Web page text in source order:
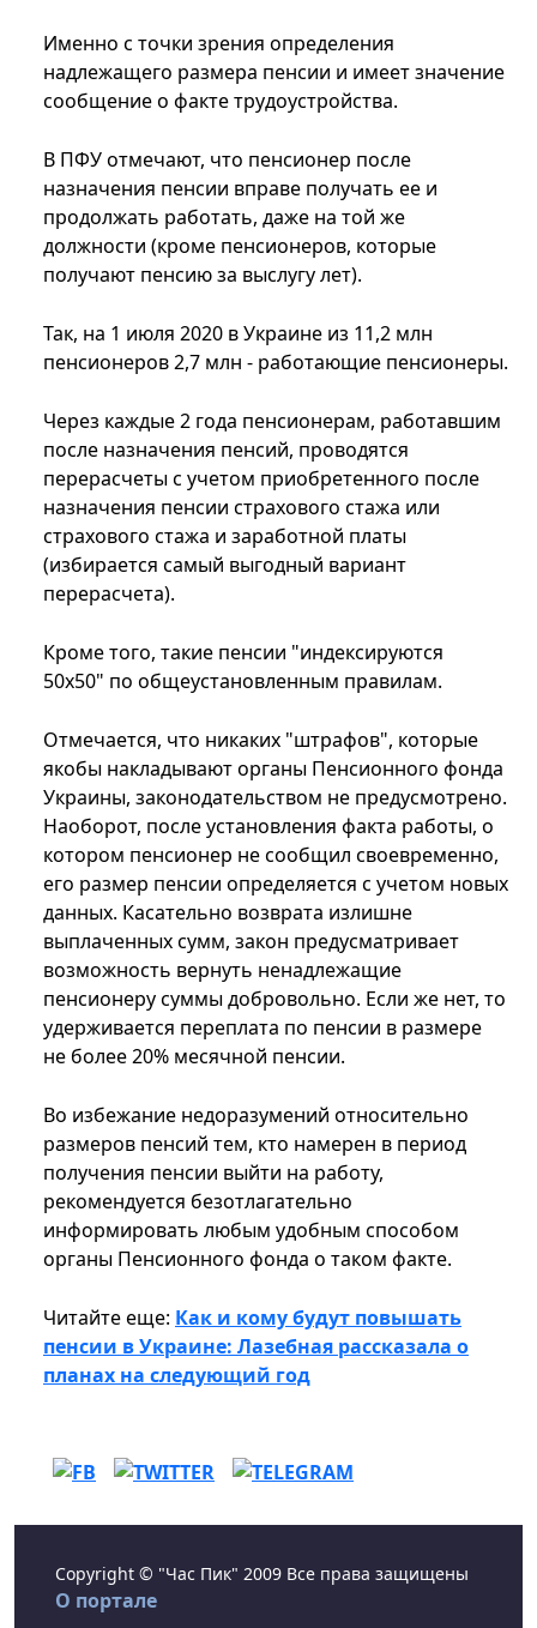
Именно с точки зрения определения
надлежащего размера пенсии и имеет значение
сообщение о факте трудоустройства.
В ПФУ отмечают, что пенсионер после
назначения пенсии вправе получать ее и
продолжать работать, даже на той же
должности (кроме пенсионеров, которые
получают пенсию за выслугу лет).
Так, на 1 июля 2020 в Украине из 11,2 млн
пенсионеров 2,7 млн - работающие пенсионеры.
Через каждые 2 года пенсионерам, работавшим
после назначения пенсий, проводятся
перерасчеты с учетом приобретенного после
назначения пенсии страхового стажа или
страхового стажа и заработной платы
(избирается самый выгодный вариант
перерасчета).
Кроме того, такие пенсии "индексируются
50х50" по общеустановленным правилам.
Отмечается, что никаких "штрафов", которые
якобы накладывают органы Пенсионного фонда
Украины, законодательством не предусмотрено.
Наоборот, после установления факта работы, о
котором пенсионер не сообщил своевременно,
его размер пенсии определяется с учетом новых
данных. Касательно возврата излишне
выплаченных сумм, закон предусматривает
возможность вернуть ненадлежащие
пенсионеру суммы добровольно. Если же нет, то
удерживается переплата по пенсии в размере
не более 20% месячной пенсии.
Во избежание недоразумений относительно
размеров пенсий тем, кто намерен в период
получения пенсии выйти на работу,
рекомендуется безотлагательно
информировать любым удобным способом
органы Пенсионного фонда о таком факте.
Читайте еще: Как и кому будут повышать
пенсии в Украине: Лазебная рассказала о
планах на следующий год
Copyright © "Час Пик" 2009 Все права защищены
О портале